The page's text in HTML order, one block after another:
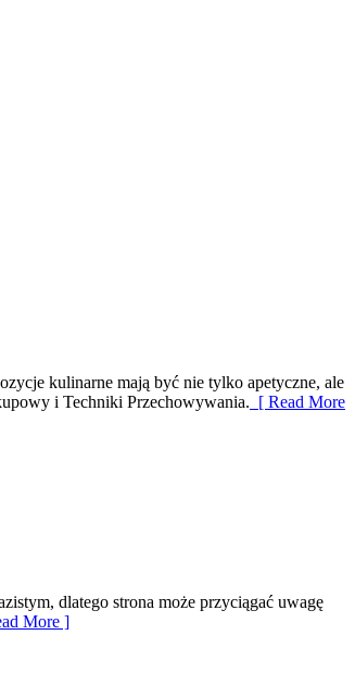
kulinarne mają być nie tylko apetyczne, ale
i Techniki Przechowywania. [ Read More
dlatego strona może przyciągać uwagę
More ]